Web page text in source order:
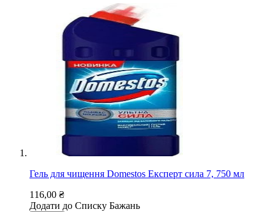
Гель для чищення Domestos Експерт сила 7, 750 мл
116,00 ₴
Додати до Списку Бажань